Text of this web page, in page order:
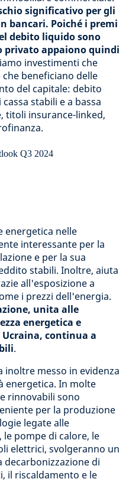
significativo per gli
bancari. Poiché i premi
debito liquido sono
privato appaiono quindi
investimenti che
beneficiano delle
del capitale: debito
stabili e a bassa
titoli insurance-linked,
energetica nelle
interessante per la
e per la sua
stabili. Inoltre, aiuta
all'esposizione a
i prezzi dell'energia.
unita alle
energetica e
continua a
.
inoltre messo in evidenza
energetica. In molte
rinnovabili sono
per la produzione
legate alle
pompe di calore, le
elettrici, svolgeranno un
decarbonizzazione di
il riscaldamento e le